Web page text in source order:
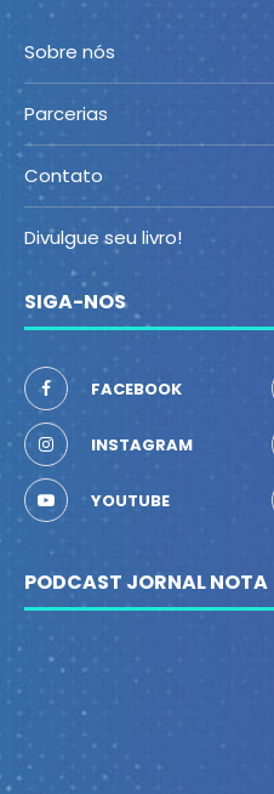
Sobre nós
Parcerias
Contato
Divulgue seu livro!
SIGA-NOS
FACEBOOK
INSTAGRAM
YOUTUBE
PODCAST JORNAL NOTA